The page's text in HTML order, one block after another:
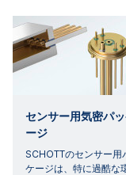
センサー用気密パ
ージ
SCHOTTのセンサー用
ケージは、特に過酷な